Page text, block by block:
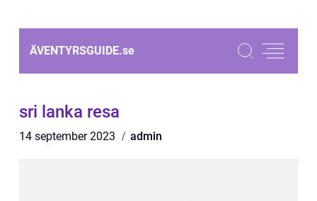
ÄVENTYRSGUIDE.se
sri lanka resa
14 september 2023 admin